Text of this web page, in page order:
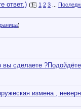
ответ.) ( 1 2 3
)
сделаете
измена ,